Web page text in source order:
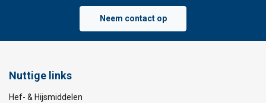
Neem contact op
Nuttige links
Hef- & Hijsmiddelen